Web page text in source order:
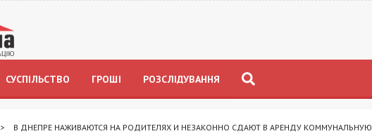
СУСПІЛЬСТВО ГРОШІ РОЗСЛІДУВАННЯ
>
В ДНЕПРЕ НАЖИВАЮТСЯ НА РОДИТЕЛЯХ И НЕЗАКОННО СДАЮТ В АРЕНДУ КОММУНАЛЬНУЮ